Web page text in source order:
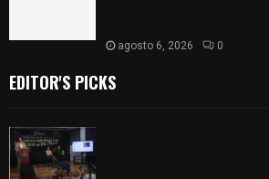
agosto 6, 2026 0
EDITOR'S PICKS